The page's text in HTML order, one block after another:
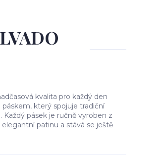
kvalita pro každý den
který spojuje tradiční
pásek je ručně vyroben z
patinu a stává se ještě